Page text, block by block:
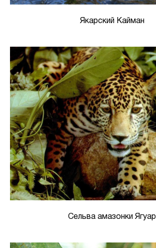
Якарский Кайман
Сельва амазонки Ягуар